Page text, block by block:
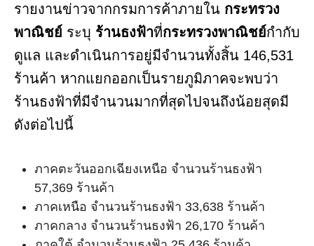
รายงานข่าวจากกรมการค้าภายใน กระทรวง
พาณิชย์ ระบุ ร้านธงฟ้าที่กระทรวงพาณิชย์กำกับ
ดูแล และดำเนินการอยู่มีจำนวนทั้งสิ้น 146,531
ร้านค้า หากแยกออกเป็นรายภูมิภาคจะพบว่า
ร้านธงฟ้าที่มีจำนวนมากที่สุดไปจนถึงน้อยสุดมี
ดังต่อไปนี้
ภาคตะวันออกเฉียงเหนือ จำนวนร้านธงฟ้า
57,369 ร้านค้า
ภาคเหนือ จำนวนร้านธงฟ้า 33,638 ร้านค้า
ภาคกลาง จำนวนร้านธงฟ้า 26,170 ร้านค้า